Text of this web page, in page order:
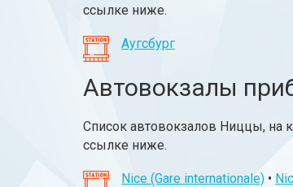
ссылке ниже.
Аугсбург
Автовокзалы
Список автовокзалов Ниццы, на
ссылке ниже.
Nice (Gare internationale) •